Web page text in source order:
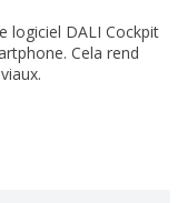
logiciel DALI Cockpit
Cela rend